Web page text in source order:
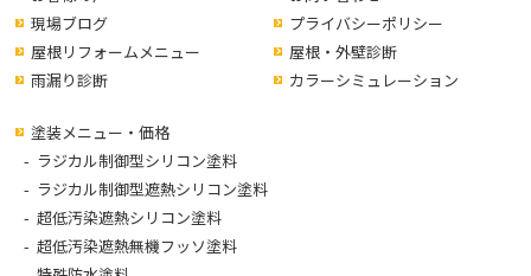
現場ブログ
プライバシーポリシー
屋根リフォームメニュー
雨漏り診断
屋根・外壁診断
カラーシミュレーション
塗装メニュー・価格
ラジカル制御型シリコン塗料
ラジカル制御型遮熱シリコン塗料
超低汚染遮熱シリコン塗料
超低汚染遮熱無機フッソ塗料